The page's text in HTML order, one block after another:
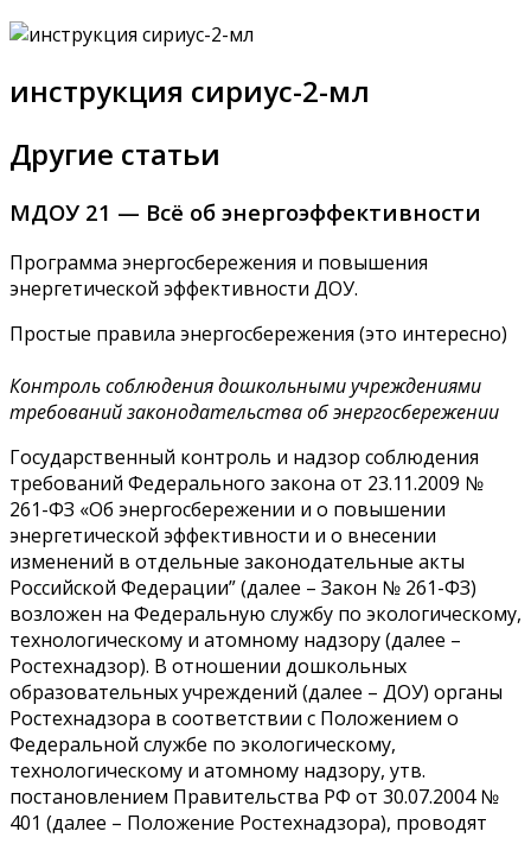
инструкция сириус-2-мл
Другие статьи
МДОУ 21 — Всё об энергоэффективности
Программа энергосбережения и повышения
энергетической эффективности ДОУ.
Простые правила энергосбережения (это интересно)
Контроль соблюдения дошкольными учреждениями
требований законодательства об энергосбережении
Государственный контроль и надзор соблюдения
требований Федерального закона от 23.11.2009 №
261-ФЗ «Об энергосбережении и о повышении
энергетической эффективности и о внесении
изменений в отдельные законодательные акты
Российской Федерации” (далее – Закон № 261-ФЗ)
возложен на Федеральную службу по экологическому,
технологическому и атомному надзору (далее –
Ростехнадзор). В отношении дошкольных
образовательных учреждений (далее – ДОУ) органы
Ростехнадзора в соответствии с Положением о
Федеральной службе по экологическому,
технологическому и атомному надзору, утв.
постановлением Правительства РФ от 30.07.2004 №
401 (далее – Положение Ростехнадзора), проводят